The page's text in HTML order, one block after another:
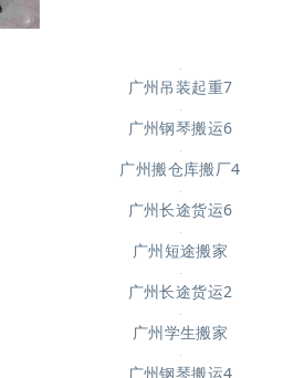
广州吊装起重7
广州钢琴搬运6